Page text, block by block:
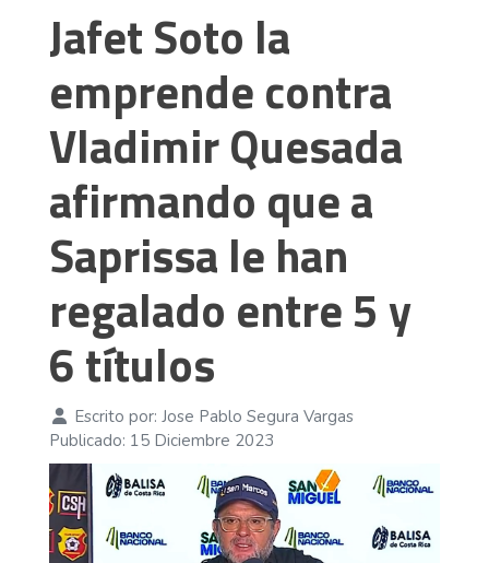
Jafet Soto la
emprende contra
Vladimir Quesada
afirmando que a
Saprissa le han
regalado entre 5 y
6 títulos
Escrito por: Jose Pablo Segura Vargas
Publicado: 15 Diciembre 2023